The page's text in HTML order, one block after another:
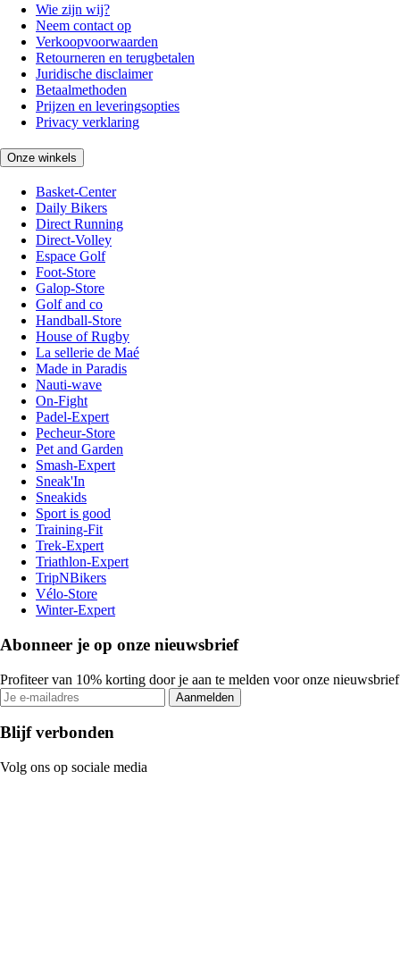
Wie zijn wij?
Neem contact op
Verkoopvoorwaarden
Retourneren en terugbetalen
Juridische disclaimer
Betaalmethoden
Prijzen en leveringsopties
Privacy verklaring
Onze winkels
Basket-Center
Daily Bikers
Direct Running
Direct-Volley
Espace Golf
Foot-Store
Galop-Store
Golf and co
Handball-Store
House of Rugby
La sellerie de Maé
Made in Paradis
Nauti-wave
On-Fight
Padel-Expert
Pecheur-Store
Pet and Garden
Smash-Expert
Sneak'In
Sneakids
Sport is good
Training-Fit
Trek-Expert
Triathlon-Expert
TripNBikers
Vélo-Store
Winter-Expert
Abonneer je op onze nieuwsbrief
Profiteer van 10% korting door je aan te melden voor onze nieuwsbrief
Aanmelden
Blijf verbonden
Volg ons op sociale media